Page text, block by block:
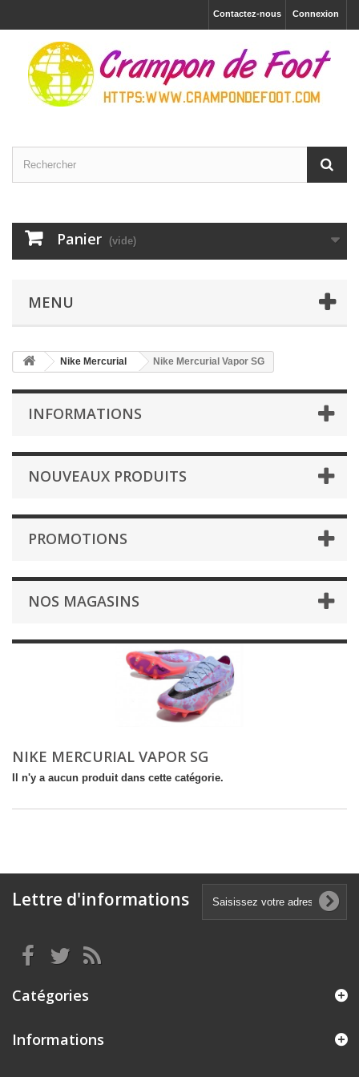
Connexion
Contactez-nous
Panier (vide)
MENU
Nike Mercurial Nike Mercurial Vapor SG
INFORMATIONS
NOUVEAUX PRODUITS
PROMOTIONS
NOS MAGASINS
NIKE MERCURIAL VAPOR SG
Il n'y a aucun produit dans cette catégorie.
Lettre d'informations
Catégories
Informations